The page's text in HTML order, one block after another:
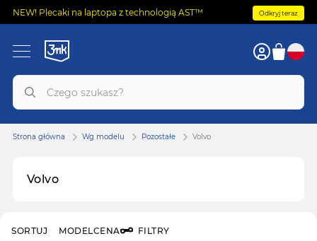
NEW! Plecaki na laptopa z technologią AST™ Odkryj teraz
Volvo
Strona główna Wg modelu Pozostałe Volvo
MODELCENA FILTRY
SORTUJ